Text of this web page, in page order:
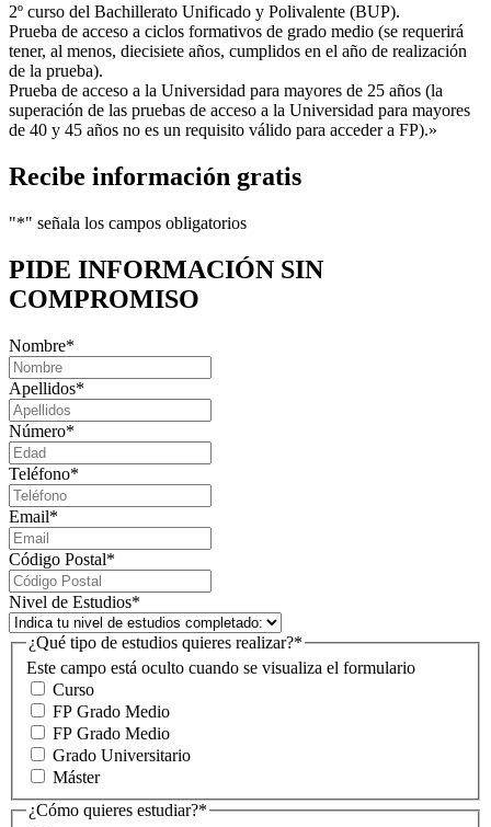
2º curso del Bachillerato Unificado y Polivalente (BUP).
Prueba de acceso a ciclos formativos de grado medio (se requerirá
tener, al menos, diecisiete años, cumplidos en el año de realización
de la prueba).
Prueba de acceso a la Universidad para mayores de 25 años (la
superación de las pruebas de acceso a la Universidad para mayores
de 40 y 45 años no es un requisito válido para acceder a FP).»
Recibe información gratis
"*" señala los campos obligatorios
PIDE INFORMACIÓN SIN
COMPROMISO
Nombre*
Apellidos*
Número*
Teléfono*
Email*
Código Postal*
Nivel de Estudios*
Este campo está oculto cuando se visualiza el formulario
¿Qué tipo de estudios quieres realizar?*
Curso
FP Grado Medio
FP Grado Medio
Grado Universitario
Máster
¿Cómo quieres estudiar?*